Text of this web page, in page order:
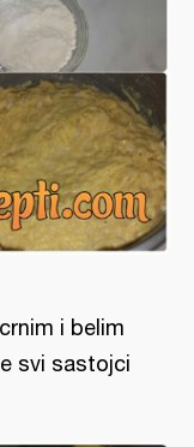
i belim
svi sastojci